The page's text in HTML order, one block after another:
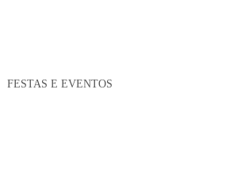
FESTAS E EVENTOS